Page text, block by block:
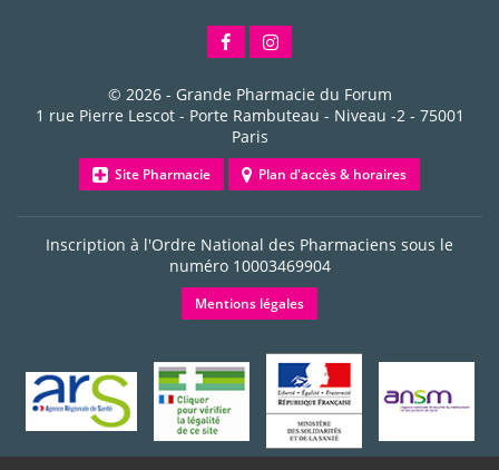
© 2026 - Grande Pharmacie du Forum
1 rue Pierre Lescot - Porte Rambuteau - Niveau -2- 75001
Paris
Site Pharmacie Plan d'accès & horaires
Inscription à l'Ordre National des Pharmaciens sous le
numéro 10003469904
Mentions légales